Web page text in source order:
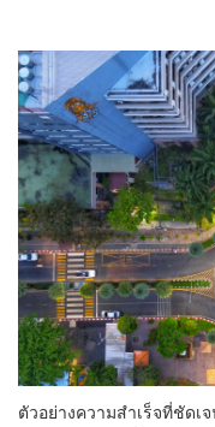
ตัวอย่างความสำเร็จที่ชัดเ